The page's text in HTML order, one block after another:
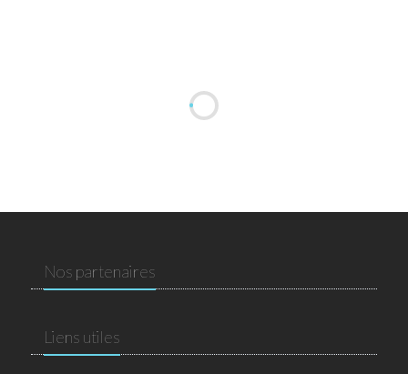
Nos partenaires
Liens utiles